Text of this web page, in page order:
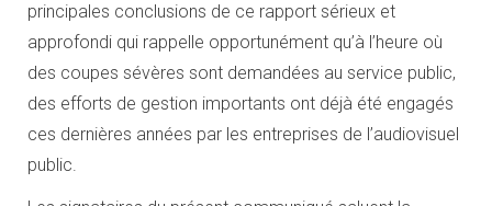
principales conclusions de ce rapport sérieux et
approfondi qui rappelle opportunément qu’à l’heure où
des coupes sévères sont demandées au service public,
des efforts de gestion importants ont déjà été engagés
ces dernières années par les entreprises de l’audiovisuel
public.